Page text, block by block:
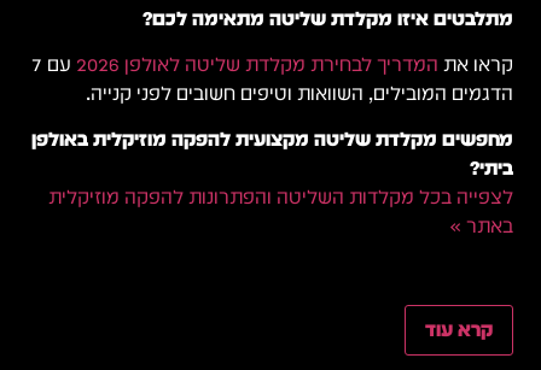
מתלבטים איזו מקלדת שליטה מתאימה לכם?
קראו את המדריך לבחירת מקלדת שליטה לאולפן 2026
עם 7
הדגמים המובילים, השוואות וטיפים חשובים לפני קנייה.
מחפשים מקלדת שליטה מקצועית להפקה מוזיקלית באולפן
ביתי?
לצפייה בכל מקלדות השליטה והפתרונות להפקה מוזיקלית
באתר »
קרא עוד